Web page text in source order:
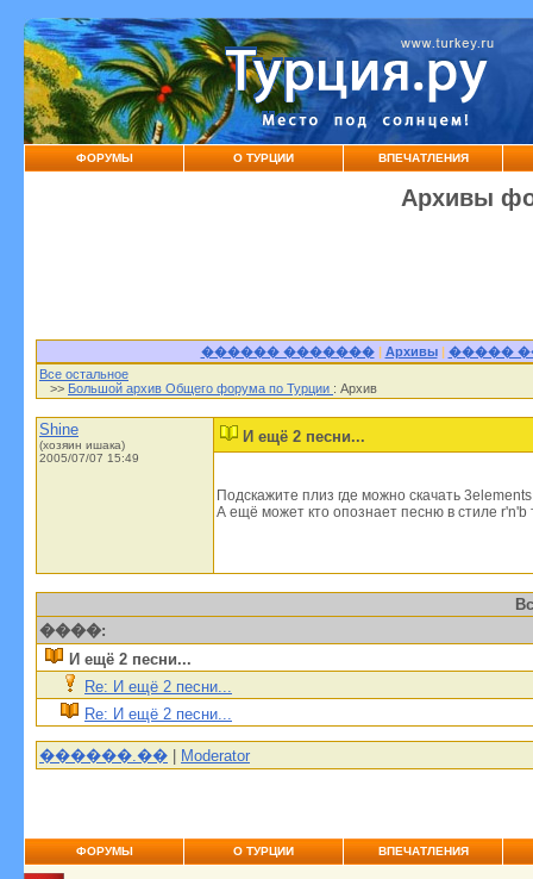
ФОРУМЫ О ТУРЦИИ ВПЕЧАТЛЕНИЯ
Архивы
������ �������| Архивы| �����
Все остальное
>> Большой архив Общего форума по Турции : Архив
Shine
(хозяин ишака)
2005/07/07 15:49
И ещё 2 песни...
Подскажите плиз где можно скачать
А ещё может кто опознает песню в стиле r'n'b
����:
И ещё 2 песни...
Re: И ещё 2 песни...
Re: И ещё 2 песни...
������.�� | Moderator
ФОРУМЫ О ТУРЦИИ ВПЕЧАТЛЕНИЯ